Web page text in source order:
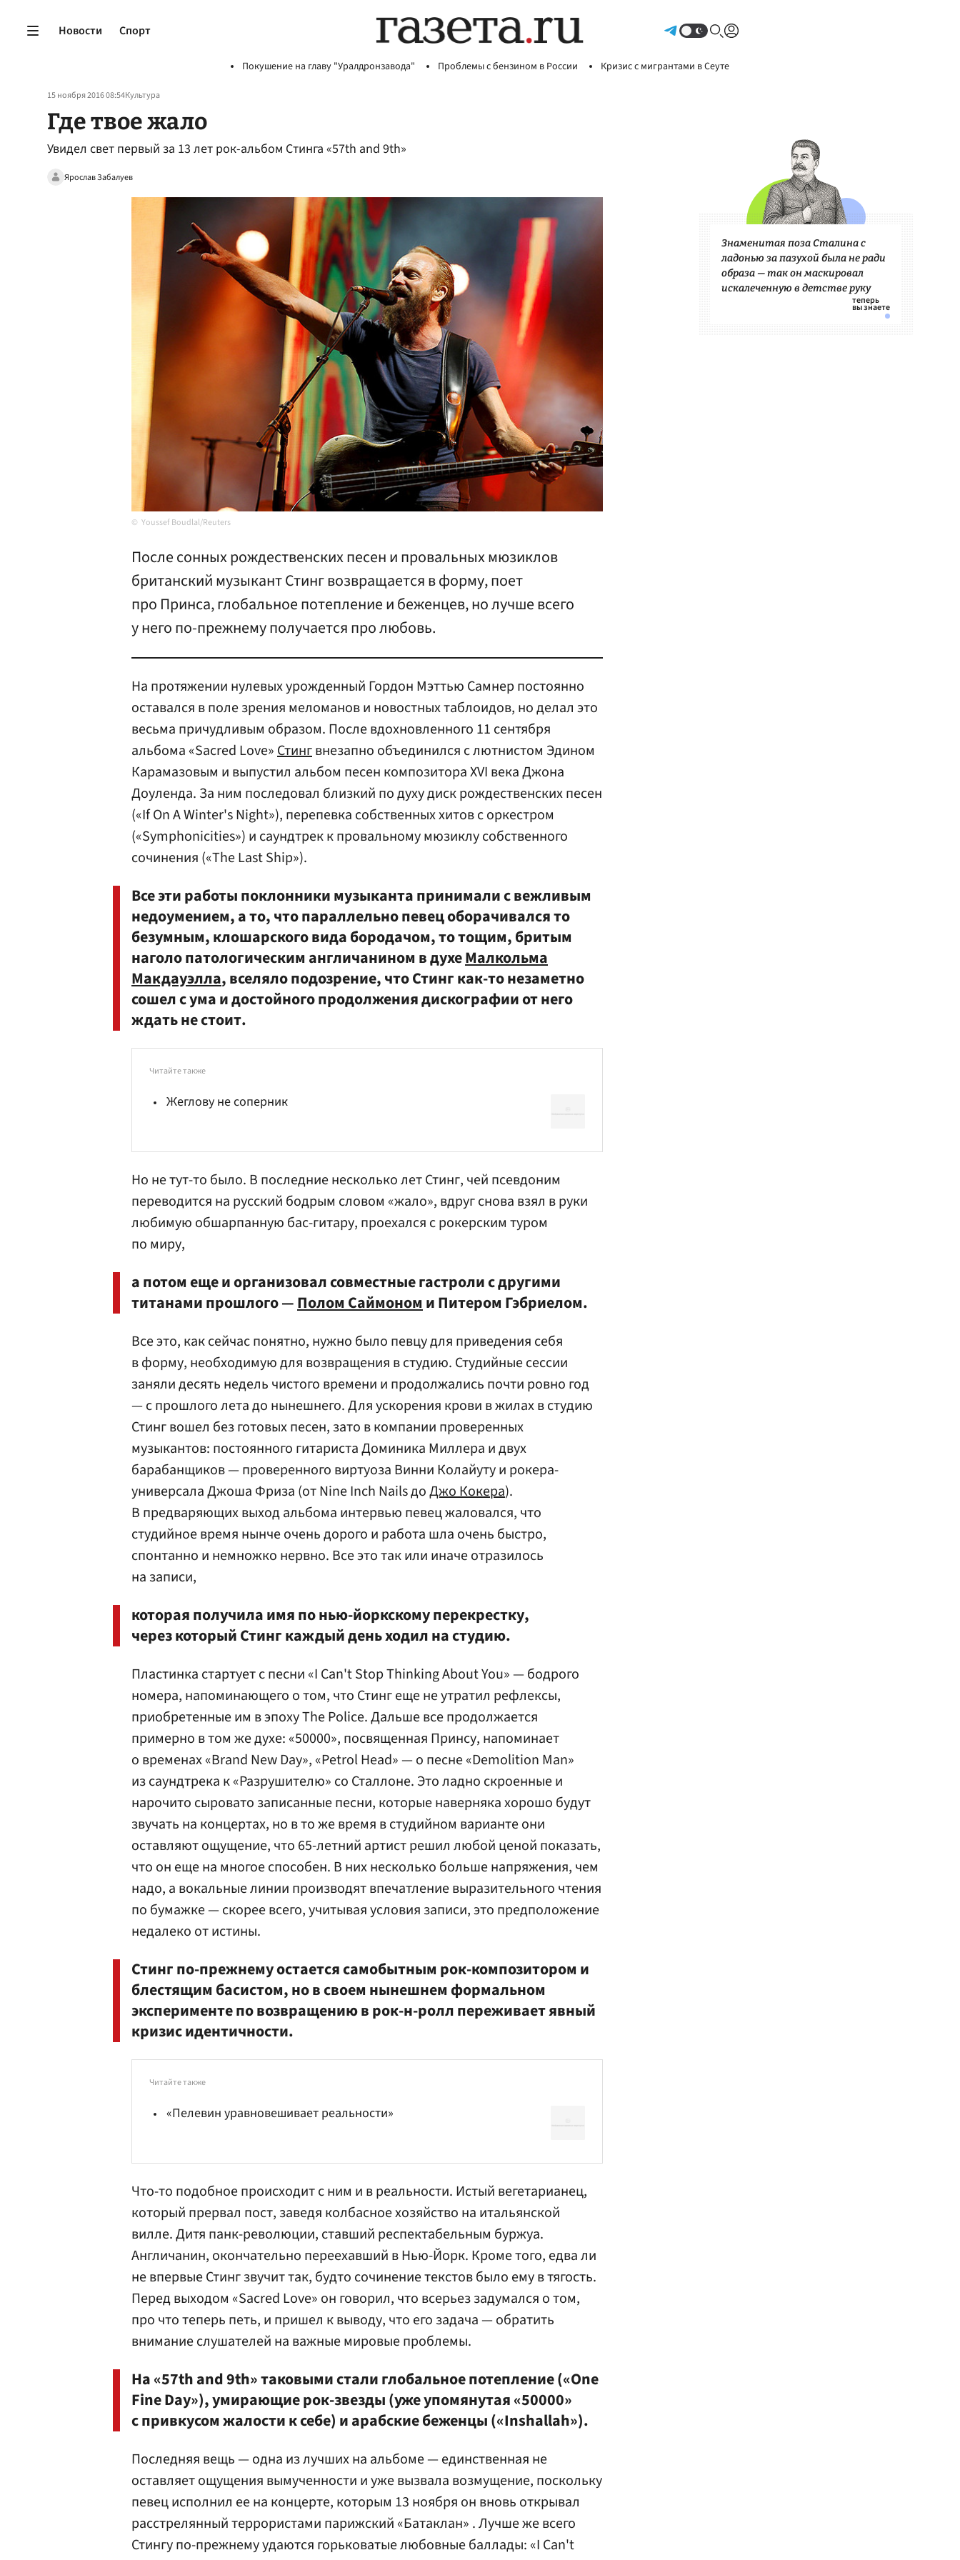
Новости Спорт
Покушение на главу "Уралдронзавода" Проблемы с бензином в России Кризис с мигрантами в Сеуте
15 ноября 2016 08:54Культура
Где твое жало
Увидел свет первый за 13 лет рок-альбом Стинга «57th and 9th»
Ярослав Забалуев
Youssef Boudlal/Reuters
После сонных рождественских песен и провальных мюзиклов
британский музыкант Стинг возвращается в форму, поет
про Принса, глобальное потепление и беженцев, но лучше всего
у него по-прежнему получается про любовь.
На протяжении нулевых урожденный Гордон Мэттью Самнер постоянно
оставался в поле зрения меломанов и новостных таблоидов, но делал это
весьма причудливым образом. После вдохновленного 11 сентября
альбома «Sacred Love»Стингвнезапно объединился с лютнистом Эдином
Карамазовым и выпустил альбом песен композитора XVI века Джона
Доуленда. За ним последовал близкий по духу диск рождественских песен
(«If On A Winter's Night»), перепевка собственных хитов с оркестром
(«Symphonicities») и саундтрек к провальному мюзиклу собственного
сочинения («The Last Ship»).
Все эти работы поклонники музыканта принимали с вежливым
недоумением, а то, что параллельно певец оборачивался то
безумным, клошарского вида бородачом, то тощим, бритым
наголо патологическим англичанином в духеМалкольма
Макдауэлла, вселяло подозрение, что Стинг как-то незаметно
сошел с ума и достойного продолжения дискографии от него
ждать не стоит.
Читайте также
Жеглову не соперник
Но не тут-то было. В последние несколько лет Стинг, чей псевдоним
переводится на русский бодрым словом «жало», вдруг снова взял в руки
любимую обшарпанную бас-гитару, проехался с рокерским туром
по миру,
а потом еще и организовал совместные гастроли с другими
титанами прошлого —Полом Саймоном и Питером Гэбриелом.
Все это, как сейчас понятно, нужно было певцу для приведения себя
в форму, необходимую для возвращения в студию. Студийные сессии
заняли десять недель чистого времени и продолжались почти ровно год
— с прошлого лета до нынешнего. Для ускорения крови в жилах в студию
Стинг вошел без готовых песен, зато в компании проверенных
музыкантов: постоянного гитариста Доминика Миллера и двух
барабанщиков — проверенного виртуоза Винни Колайуту и рокера-
универсала Джоша Фриза (от Nine Inch Nails доДжо Кокера).
В предваряющих выход альбома интервью певец жаловался, что
студийное время нынче очень дорого и работа шла очень быстро,
спонтанно и немножко нервно. Все это так или иначе отразилось
на записи,
которая получила имя по нью-йоркскому перекрестку,
через который Стинг каждый день ходил на студию.
Пластинка стартует с песни «I Can't Stop Thinking About You» — бодрого
номера, напоминающего о том, что Стинг еще не утратил рефлексы,
приобретенные им в эпоху The Police. Дальше все продолжается
примерно в том же духе: «50000», посвященная Принсу, напоминает
о временах «Brand New Day», «Petrol Head» — о песне «Demolition Man»
из саундтрека к «Разрушителю» со Сталлоне. Это ладно скроенные и
нарочито сыровато записанные песни, которые наверняка хорошо будут
звучать на концертах, но в то же время в студийном варианте они
оставляют ощущение, что 65-летний артист решил любой ценой показать,
что он еще на многое способен. В них несколько больше напряжения, чем
надо, а вокальные линии производят впечатление выразительного чтения
по бумажке — скорее всего, учитывая условия записи, это предположение
недалеко от истины.
Стинг по-прежнему остается самобытным рок-композитором и
блестящим басистом, но в своем нынешнем формальном
эксперименте по возвращению в рок-н-ролл переживает явный
кризис идентичности.
Читайте также
«Пелевин уравновешивает реальности»
Что-то подобное происходит с ним и в реальности. Истый вегетарианец,
который прервал пост, заведя колбасное хозяйство на итальянской
вилле. Дитя панк-революции, ставший респектабельным буржуа.
Англичанин, окончательно переехавший в Нью-Йорк. Кроме того, едва ли
не впервые Стинг звучит так, будто сочинение текстов было ему в тягость.
Перед выходом «Sacred Love» он говорил, что всерьез задумался о том,
про что теперь петь, и пришел к выводу, что его задача — обратить
внимание слушателей на важные мировые проблемы.
На «57th and 9th» таковыми стали глобальное потепление («One
Fine Day»), умирающие рок-звезды (уже упомянутая «50000»
с привкусом жалости к себе) и арабские беженцы («Inshallah»).
Последняя вещь — одна из лучших на альбоме — единственная не
оставляет ощущения вымученности и уже вызвала возмущение, поскольку
певец исполнил ее на концерте, которым 13 ноября он вновь открывал
расстрелянный террористами парижский «Батаклан» . Лучше же всего
Стингу по-прежнему удаются горьковатые любовные баллады: «I Can't
Знаменитая поза Сталина с
ладонью за пазухой была не ради
образа — так он маскировал
искалеченную в детстве руку